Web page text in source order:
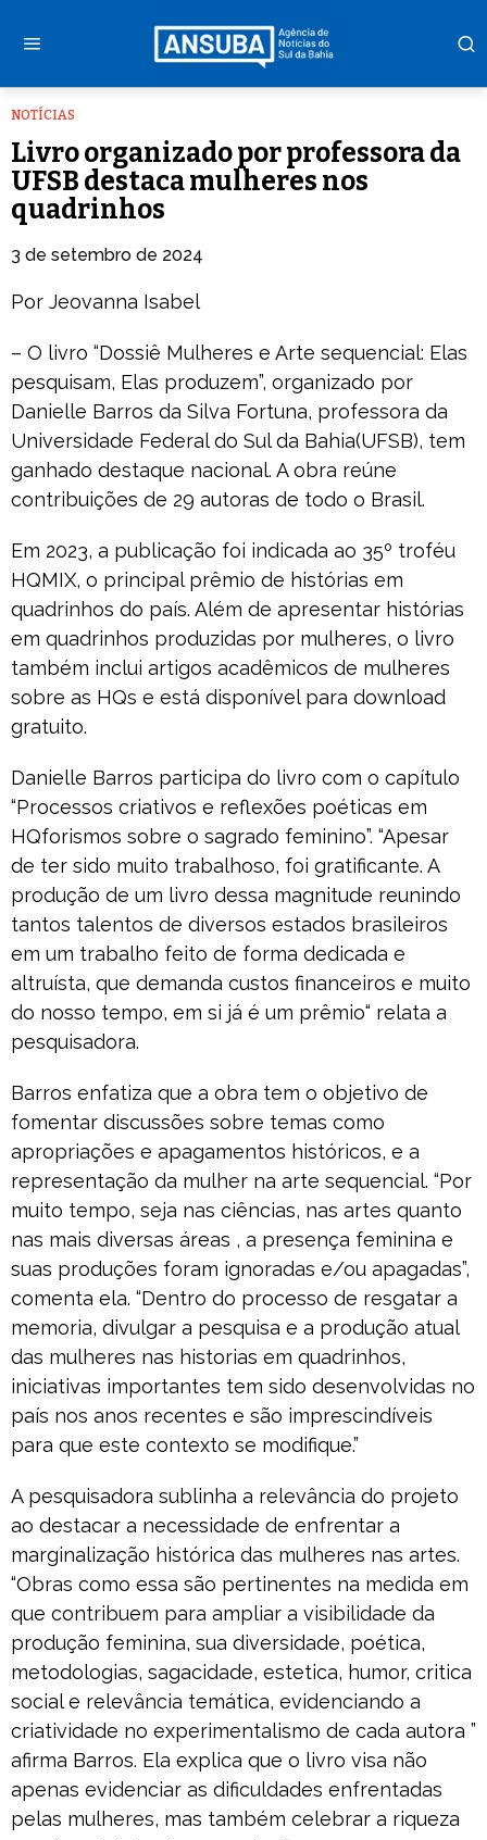
NOTÍCIAS
Livro organizado por professora da
UFSB destaca mulheres nos
quadrinhos
3 de setembro de 2024
Por Jeovanna Isabel
– O livro “Dossiê Mulheres e Arte sequencial: Elas
pesquisam, Elas produzem”, organizado por
Danielle Barros da Silva Fortuna, professora da
Universidade Federal do Sul da Bahia(UFSB), tem
ganhado destaque nacional. A obra reúne
contribuições de 29 autoras de todo o Brasil.
Em 2023, a publicação foi indicada ao 35º troféu
HQMIX, o principal prêmio de histórias em
quadrinhos do país. Além de apresentar histórias
em quadrinhos produzidas por mulheres, o livro
também inclui artigos acadêmicos de mulheres
sobre as HQs e está disponível para download
gratuito.
Danielle Barros participa do livro com o capítulo
“Processos criativos e reflexões poéticas em
HQforismos sobre o sagrado feminino”. “Apesar
de ter sido muito trabalhoso, foi gratificante. A
produção de um livro dessa magnitude reunindo
tantos talentos de diversos estados brasileiros
em um trabalho feito de forma dedicada e
altruísta, que demanda custos financeiros e muito
do nosso tempo, em si já é um prêmio“ relata a
pesquisadora.
Barros enfatiza que a obra tem o objetivo de
fomentar discussões sobre temas como
apropriações e apagamentos históricos, e a
representação da mulher na arte sequencial. “Por
muito tempo, seja nas ciências, nas artes quanto
nas mais diversas áreas , a presença feminina e
suas produções foram ignoradas e/ou apagadas”,
comenta ela. “Dentro do processo de resgatar a
memoria, divulgar a pesquisa e a produção atual
das mulheres nas historias em quadrinhos,
iniciativas importantes tem sido desenvolvidas no
país nos anos recentes e são imprescindíveis
para que este contexto se modifique.”
A pesquisadora sublinha a relevância do projeto
ao destacar a necessidade de enfrentar a
marginalização histórica das mulheres nas artes.
“Obras como essa são pertinentes na medida em
que contribuem para ampliar a visibilidade da
produção feminina, sua diversidade, poética,
metodologias, sagacidade, estetica, humor, critica
social e relevância temática, evidenciando a
criatividade no experimentalismo de cada autora ”
afirma Barros. Ela explica que o livro visa não
apenas evidenciar as dificuldades enfrentadas
pelas mulheres, mas também celebrar a riqueza